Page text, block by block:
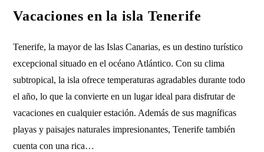
Vacaciones en la isla Tenerife
Tenerife, la mayor de las Islas Canarias, es un destino turístico
excepcional situado en el océano Atlántico. Con su clima
subtropical, la isla ofrece temperaturas agradables durante todo
el año, lo que la convierte en un lugar ideal para disfrutar de
vacaciones en cualquier estación. Además de sus magníficas
playas y paisajes naturales impresionantes, Tenerife también
cuenta con una rica…